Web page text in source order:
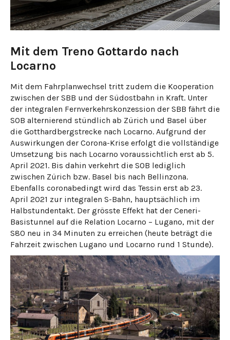
Mit dem Treno Gottardo nach
Locarno
Mit dem Fahrplanwechsel tritt zudem die Kooperation
zwischen der SBB und der Südostbahn in Kraft. Unter
der integralen Fernverkehrskonzession der SBB fährt die
SOB alternierend stündlich ab Zürich und Basel über
die Gotthardbergstrecke nach Locarno. Aufgrund der
Auswirkungen der Corona-Krise erfolgt die vollständige
Umsetzung bis nach Locarno voraussichtlich erst ab 5.
April 2021. Bis dahin verkehrt die SOB lediglich
zwischen Zürich bzw. Basel bis nach Bellinzona.
Ebenfalls coronabedingt wird das Tessin erst ab 23.
April 2021 zur integralen S-Bahn, hauptsächlich im
Halbstundentakt. Der grösste Effekt hat der Ceneri-
Basistunnel auf die Relation Locarno – Lugano, mit der
S80 neu in 34 Minuten zu erreichen (heute beträgt die
Fahrzeit zwischen Lugano und Locarno rund 1 Stunde).